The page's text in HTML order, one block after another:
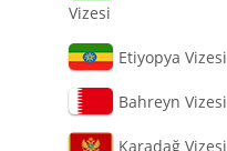
Vizesi
Etiyopya Vizesi
Bahreyn Vizesi
Karadağ Vizesi